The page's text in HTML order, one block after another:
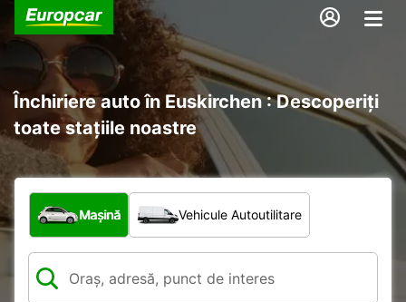
Închiriere auto în Euskirchen : Descoperiți
toate stațiile noastre
Ce tip de vehicul?
Mașină Vehicule Autoutilitare